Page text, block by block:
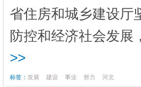
省住房和城乡建设厅
防控和经济社会发展
>>
标签： 发展 建设 事业 努力 河北